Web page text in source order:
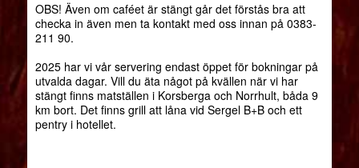
OBS! Även om caféet är stängt går det förstås bra att
checka in även men ta kontakt med oss innan på 0383-
211 90.
2025 har vi vår servering endast öppet för bokningar på
utvalda dagar. Vill du äta något på kvällen när vi har
stängt finns matställen i Korsberga och Norrhult, båda 9
km bort. Det finns grill att låna vid Sergel B+B och ett
pentry i hotellet.